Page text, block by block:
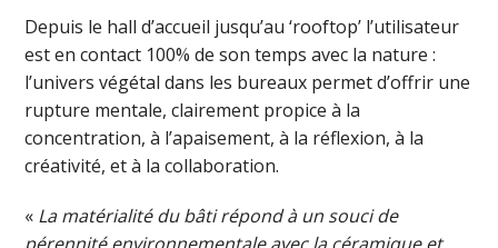
Depuis le hall d’accueil jusqu’au ‘rooftop’ l’utilisateur
est en contact 100% de son temps avec la nature :
l’univers végétal dans les bureaux permet d’offrir une
rupture mentale, clairement propice à la
concentration, à l’apaisement, à la réflexion, à la
créativité, et à la collaboration.
« La matérialité du bâti répond à un souci de